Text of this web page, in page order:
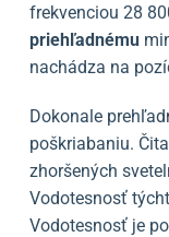
frekvenciou 28
priehľadnému
nachádza na
Dokonale
poškriabaniu.
zhoršených
Vodotesnosť
Vodotesnosť je